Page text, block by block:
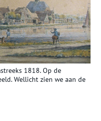
1818. Op de
Wellicht zien we aan de